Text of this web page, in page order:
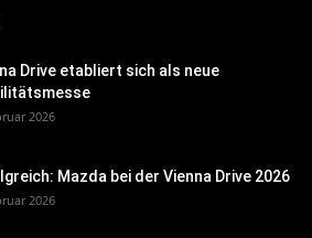
Drive etabliert sich als neue
2026
Mazda bei der Vienna Drive 2026
2026